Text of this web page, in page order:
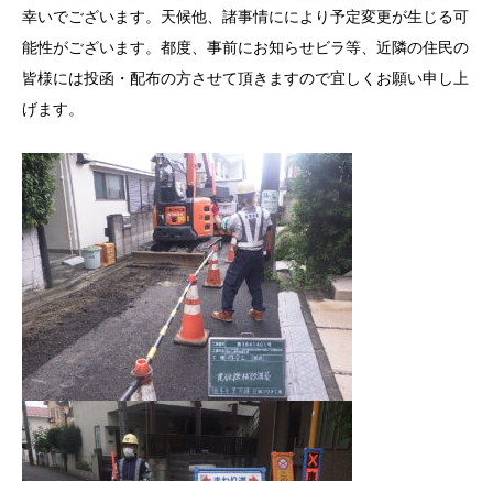
幸いでございます。天候他、諸事情ににより予定変更が生じる可
能性がございます。都度、事前にお知らせビラ等、近隣の住民の
皆様には投函・ 配布の方させて頂きますので宜しくお願い申し上
げます。